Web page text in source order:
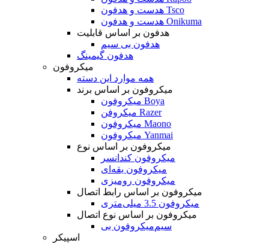
هدست و هدفون Tsco
هدست و هدفون Onikuma
هدفون بر اساس قابلیت
هدفون بی سیم
هدفون گیمینگ
میکروفون
همه موارد این دسته
میکروفون بر اساس برند
میکروفون Boya
میکروفن Razer
میکروفون Maono
میکروفون Yanmai
میکروفون بر اساس نوع
میکروفون کندانسر
میکروفون یقه‌ای
میکروفون رومیزی
میکروفون بر اساس رابط اتصال
میکروفون 3.5 میلی‌متری
میکروفون بر اساس نوع اتصال
میکروفون بی‌‎سیم
اسپیکر